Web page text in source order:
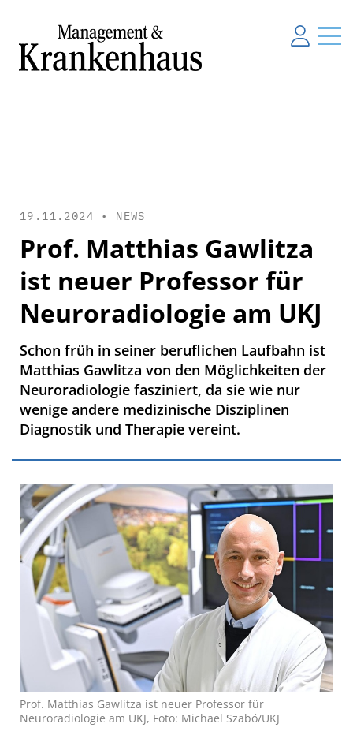
19.11.2024 • NEWS
Prof. Matthias Gawlitza
ist neuer Professor für
Neuroradiologie am UKJ
Schon früh in seiner beruflichen Laufbahn ist
Matthias Gawlitza von den Möglichkeiten der
Neuroradiologie fasziniert, da sie wie nur
wenige andere medizinische Disziplinen
Diagnostik und Therapie vereint.
Prof. Matthias Gawlitza ist neuer Professor für
Neuroradiologie am UKJ, Foto: Michael Szabó/UKJ